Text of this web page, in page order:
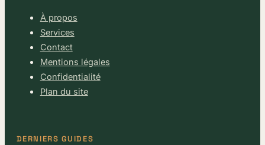
À propos
Services
Contact
Mentions légales
Confidentialité
Plan du site
DERNIERS GUIDES